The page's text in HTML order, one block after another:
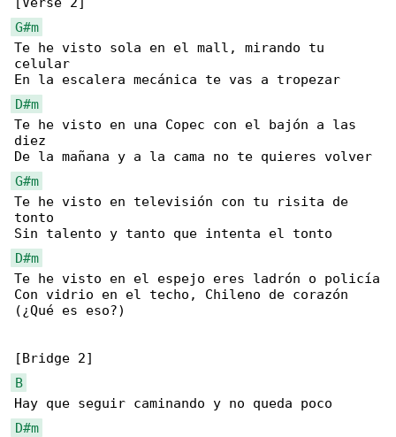
G#m
Te he visto sola en el mall, mirando tu
celular
D#m
Te he visto en una Copec con el bajón a las
diez
G#m
Te he visto en televisión con tu risita de
tonto
D#m
Te he visto en el espejo eres ladrón o policía
Con vidrio en el techo, Chileno de corazón
(¿Qué es eso?)
B
D#m